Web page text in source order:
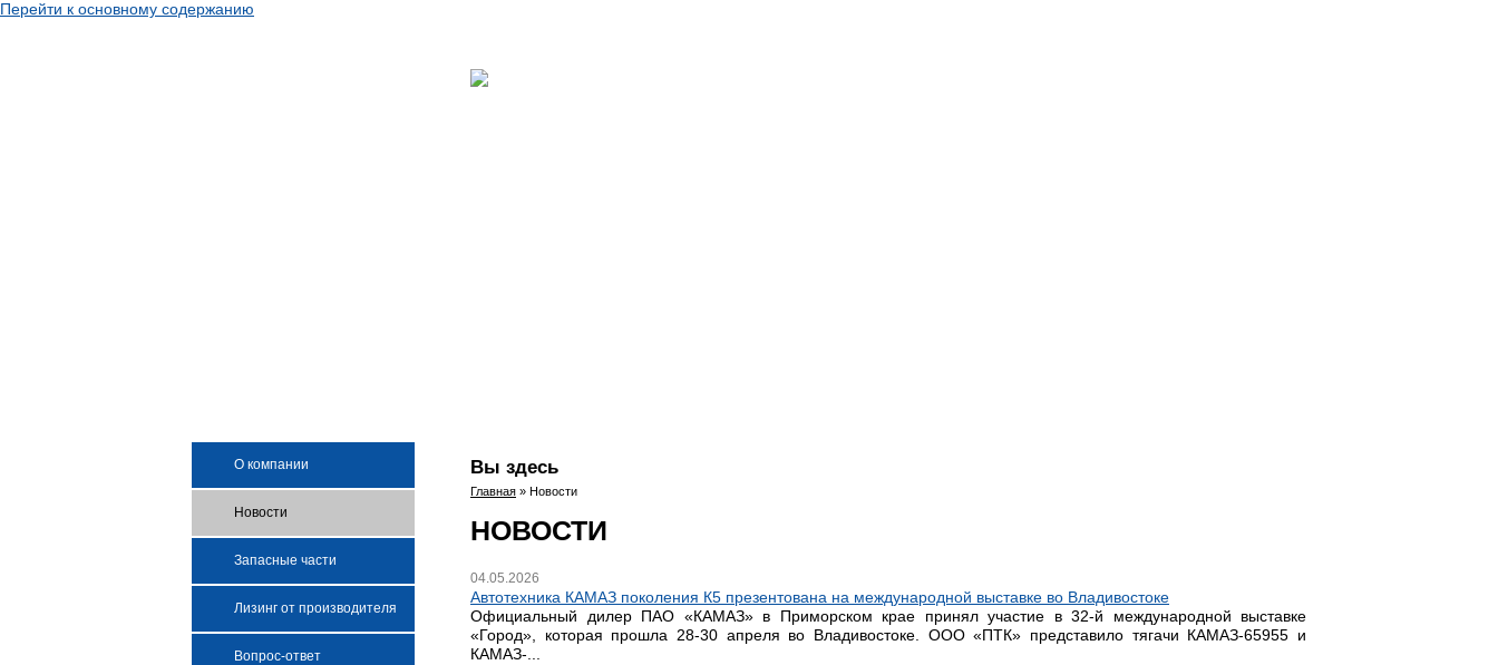
Перейти к основному содержанию
О компании
Новости
Запасные части
Лизинг от производителя
Вопрос-ответ
Вы здесь
Главная » Новости
НОВОСТИ
04.05.2026
Автотехника КАМАЗ поколения К5 презентована на международной выставке во Владивостоке
Официальный дилер ПАО «КАМАЗ» в Приморском крае принял участие в 32-й международной выставке
«Город», которая прошла 28-30 апреля во Владивостоке. ООО «ПТК» представило тягачи КАМАЗ-65955 и
КАМАЗ-...